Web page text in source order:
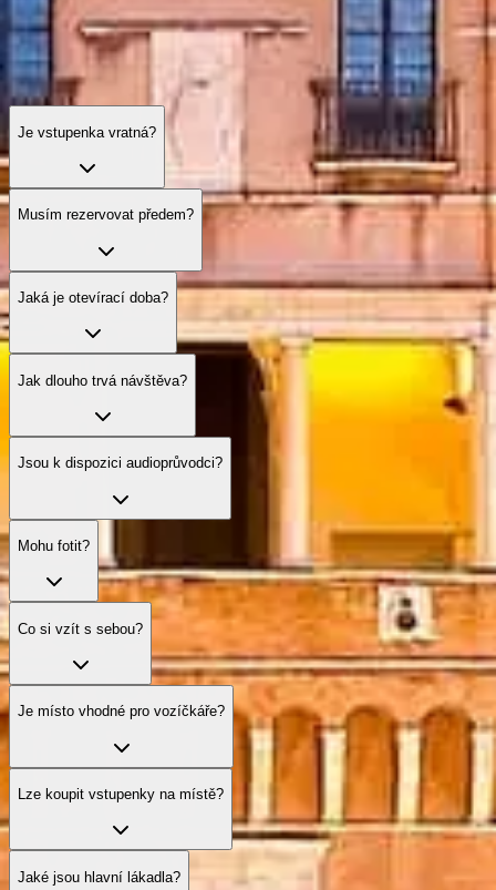
Je vstupenka vratná?
Musím rezervovat předem?
Jaká je otevírací doba?
Jak dlouho trvá návštěva?
Jsou k dispozici audioprůvodci?
Mohu fotit?
Co si vzít s sebou?
Je místo vhodné pro vozíčkáře?
Lze koupit vstupenky na místě?
Jaké jsou hlavní lákadla?